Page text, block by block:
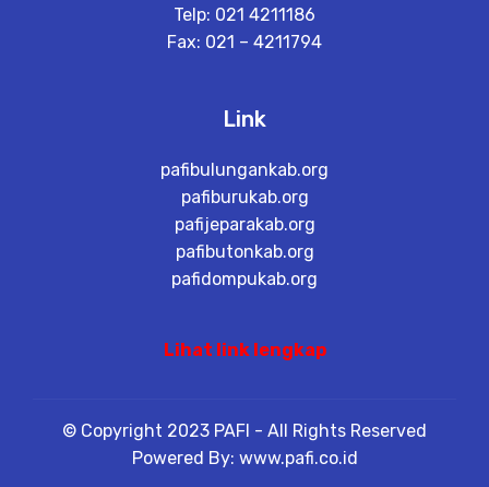
Telp: 021 4211186
Fax: 021 – 4211794
Link
pafibulungankab.org
pafiburukab.org
pafijeparakab.org
pafibutonkab.org
pafidompukab.org
Lihat link lengkap
© Copyright 2023 PAFI - All Rights Reserved
Powered By: www.pafi.co.id